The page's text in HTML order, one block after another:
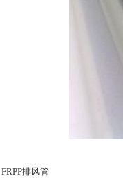
FRPP排风管